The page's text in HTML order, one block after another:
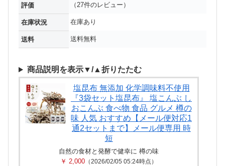
評価 （27件のレビュー）
在庫状況 在庫あり
送料 送料無料
商品説明を表示▼/▲折りたたむ
塩昆布 無添加 化学調味料不使用
『3袋セット塩昆布』 塩こんぶ し
おこんぶ 食べ物 食品 グルメ 樽の
味 人気 おすすめ【メール便対応1
通2セットまで】メール便専用 時
短
自然の食材と発酵で健幸に 樽の味
￥ 2,000 （2026/02/05 05:24時点）